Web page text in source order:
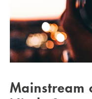
Mainstream